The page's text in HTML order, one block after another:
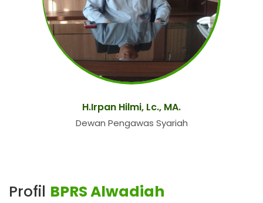
H.Irpan Hilmi, Lc., MA.
Dewan Pengawas Syariah
Profil BPRS Alwadiah